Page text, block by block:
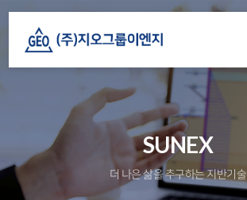
SUNEX
더 나은 삶을 추구하는 지반기술